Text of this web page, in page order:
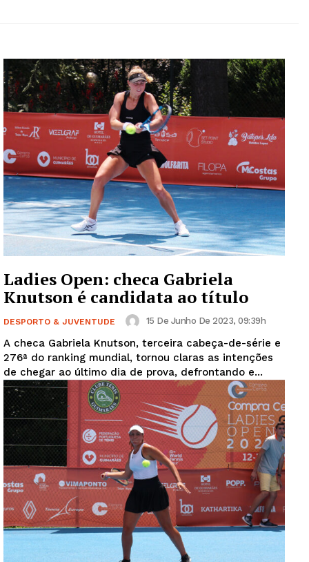
Ladies Open: checa Gabriela
Knutson é candidata ao título
DESPORTO & JUVENTUDE 15 De Junho De 2023, 09:39h
A checa Gabriela Knutson, terceira cabeça-de-série e
276ª do ranking mundial, tornou claras as intenções
de chegar ao último dia de prova, defrontando e...